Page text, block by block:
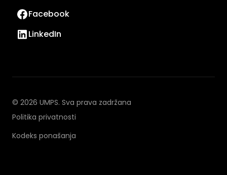
Facebook
LinkedIn
© 2026 UMPS. Sva prava zadržana
Politika privatnosti
Kodeks ponašanja